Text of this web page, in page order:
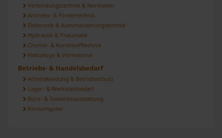
Verbindungstechnik & Normalien
Antriebs- & Fördertechnik
Elektronik & Automatisierungstechnik
Hydraulik & Pneumatik
Chemie- & Kunststofftechnik
Halbzeuge & Vormaterial
Betriebs- & Handelsbedarf
Arbeitskleidung & Betriebsschutz
Lager- & Werkstattbedarf
Büro- & Gewerbeausstattung
Konsumgüter